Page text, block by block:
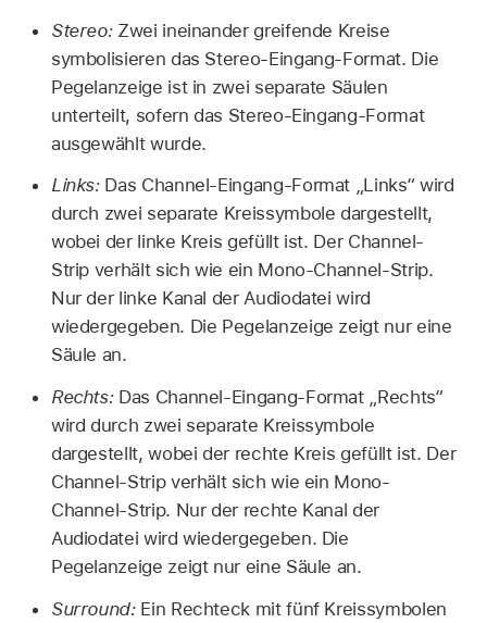
Stereo:Zwei ineinander greifende Kreise
symbolisieren das Stereo-Eingang-Format. Die
Pegelanzeige ist in zwei separate Säulen
unterteilt, sofern das Stereo-Eingang-Format
ausgewählt wurde.
Links:Das Channel-Eingang-Format „Links“ wird
durch zwei separate Kreissymbole dargestellt,
wobei der linke Kreis gefüllt ist. Der Channel-
Strip verhält sich wie ein Mono-Channel-Strip.
Nur der linke Kanal der Audiodatei wird
wiedergegeben. Die Pegelanzeige zeigt nur eine
Säule an.
Rechts:Das Channel-Eingang-Format „Rechts“
wird durch zwei separate Kreissymbole
dargestellt, wobei der rechte Kreis gefüllt ist. Der
Channel-Strip verhält sich wie ein Mono-
Channel-Strip. Nur der rechte Kanal der
Audiodatei wird wiedergegeben. Die
Pegelanzeige zeigt nur eine Säule an.
Surround:Ein Rechteck mit fünf Kreissymbolen